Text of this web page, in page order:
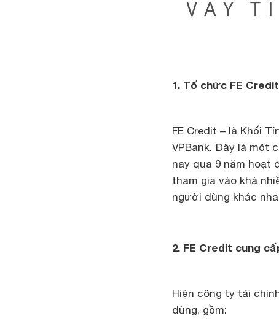
1. Tổ chức FE
FE Credit – là Khối
VPBank. Đây là một
nay qua 9 năm hoạt
tham gia vào khá
người dùng khác
2. FE Credit cung
Hiện công ty tài
dùng, gồm: